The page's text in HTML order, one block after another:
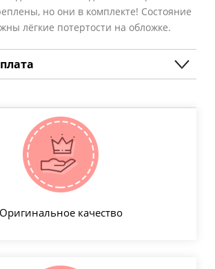
но они в комплекте! Состояние
лёгкие потертости на обложке.
Оригинальное качество